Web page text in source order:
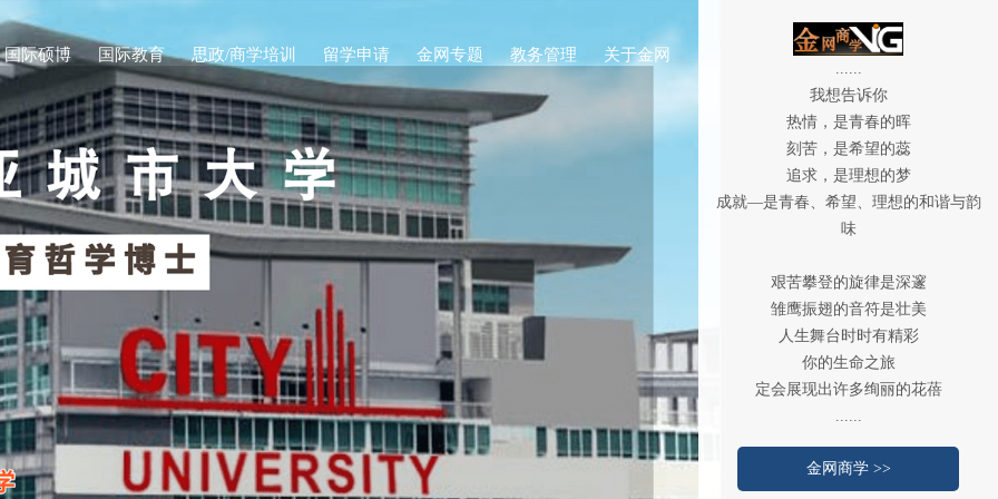
国际硕博 国际教育 思政/商学培训 留学申请 金网专题
新闻公告
金网研学汇
人物专访
学业动态
答辩/典礼
金网商学
教务管理
招生简章
教务公告
关于金网
我想告诉你
热情，是青春的晖
刻苦，是希望的蕊
追求，是理想的梦
成就—是青春、希望、理想的和谐与韵
味
艰苦攀登的旋律是深邃
雏鹰振翅的音符是壮美
人生舞台时时有精彩
你的生命之旅
定会展现出许多绚丽的花蓓
金网商学 >>